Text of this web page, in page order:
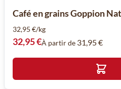
Café en grains Goppion
32,95 €/kg
32,95 €À partir de 31,95 €